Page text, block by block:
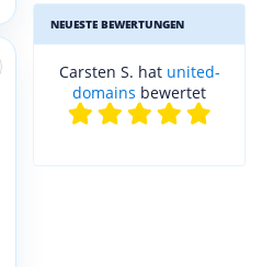
NEUESTE BEWERTUNGEN
Carsten S. hat united-
domains bewertet